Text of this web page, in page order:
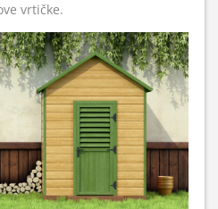
vrtičke.